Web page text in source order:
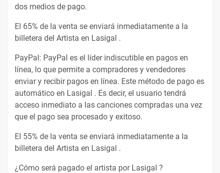
dos medios de pago.
El 65% de la venta se enviará inmediatamente a la
billetera del Artista en Lasigal .
PayPal: PayPal es el líder indiscutible en pagos en
línea, lo que permite a compradores y vendedores
enviar y recibir pagos en línea. Este método de pago es
automático en Lasigal . Es decir, el usuario tendrá
acceso inmediato a las canciones compradas una vez
que el pago sea procesado y exitoso.
El 55% de la venta se enviará inmediatamente a la
billetera del Artista en Lasigal .
¿Cómo será pagado el artista por Lasigal ?